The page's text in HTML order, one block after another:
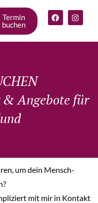
Termin
buchen
& Angebote für
um dein Mensch-
mit mir in Kontakt